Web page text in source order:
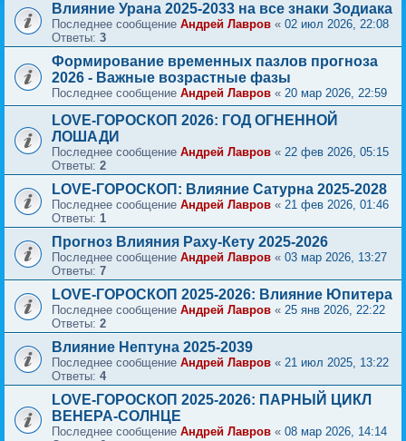
Влияние Урана 2025-2033 на все знаки Зодиака
Последнее сообщение Андрей Лавров « 02 июл 2026, 22:08
Ответы: 3
Формирование временных пазлов прогноза
2026 - Важные возрастные фазы
Последнее сообщение Андрей Лавров « 20 мар 2026, 22:59
LOVE-ГОРОСКОП 2026: ГОД ОГНЕННОЙ
ЛОШАДИ
Последнее сообщение Андрей Лавров « 22 фев 2026, 05:15
Ответы: 2
LOVE-ГОРОСКОП: Влияние Сатурна 2025-2028
Последнее сообщение Андрей Лавров « 21 фев 2026, 01:46
Ответы: 1
Прогноз Влияния Раху-Кету 2025-2026
Последнее сообщение Андрей Лавров « 03 мар 2026, 13:27
Ответы: 7
LOVE-ГОРОСКОП 2025-2026: Влияние Юпитера
Последнее сообщение Андрей Лавров « 25 янв 2026, 22:22
Ответы: 2
Влияние Нептуна 2025-2039
Последнее сообщение Андрей Лавров « 21 июл 2025, 13:22
Ответы: 4
LOVE-ГОРОСКОП 2025-2026: ПАРНЫЙ ЦИКЛ
ВЕНЕРА-СОЛНЦЕ
Последнее сообщение Андрей Лавров « 08 мар 2026, 14:14